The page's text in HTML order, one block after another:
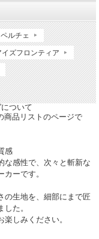
ペルチェ
イズフロンティア
ついて
商品リストのページで
感
な感性で、次々と斬新な
ーです。
の生地を、細部にまで匠
た。
しみください。